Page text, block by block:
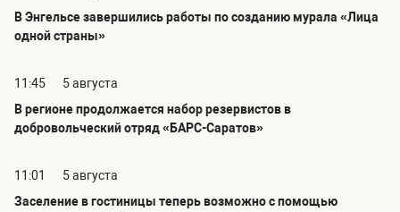
В Энгельсе завершились работы по созданию мурала «Лица
одной страны»
11:45
5 августа
В регионе продолжается набор резервистов в
добровольческий отряд «БАРС-Саратов»
11:01
5 августа
Заселение в гостиницы теперь возможно с помощью